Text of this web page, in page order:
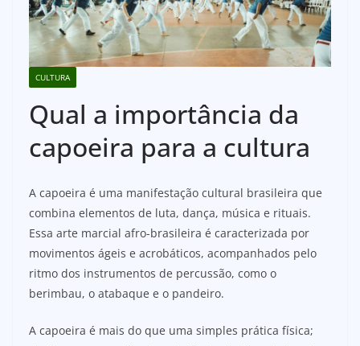
CULTURA
Qual a importância da
capoeira para a cultura
A capoeira é uma manifestação cultural brasileira que
combina elementos de luta, dança, música e rituais.
Essa arte marcial afro-brasileira é caracterizada por
movimentos ágeis e acrobáticos, acompanhados pelo
ritmo dos instrumentos de percussão, como o
berimbau, o atabaque e o pandeiro.
A capoeira é mais do que uma simples prática física;